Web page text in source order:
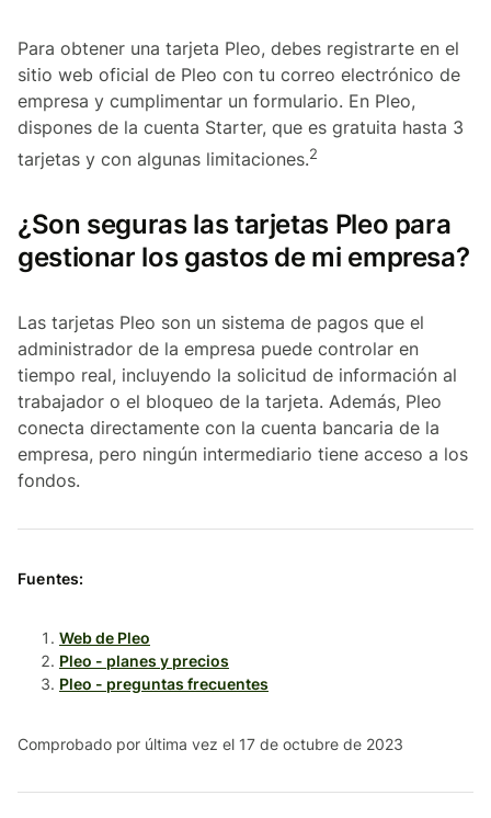
Para obtener una tarjeta Pleo, debes registrarte en el
sitio web oficial de Pleo con tu correo electrónico de
empresa y cumplimentar un formulario. En Pleo,
dispones de la cuenta Starter, que es gratuita hasta 3
tarjetas y con algunas limitaciones.2
¿Son seguras las tarjetas Pleo para
gestionar los gastos de mi empresa?
Las tarjetas Pleo son un sistema de pagos que el
administrador de la empresa puede controlar en
tiempo real, incluyendo la solicitud de información al
trabajador o el bloqueo de la tarjeta. Además, Pleo
conecta directamente con la cuenta bancaria de la
empresa, pero ningún intermediario tiene acceso a los
fondos.
Fuentes:
Web de Pleo
Pleo - planes y precios
Pleo - preguntas frecuentes
Comprobado por última vez el 17 de octubre de 2023